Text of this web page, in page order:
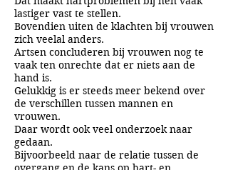
lastiger vast te stellen.
Bovendien uiten de klachten bij vrouwen
zich veelal anders.
Artsen concluderen bij vrouwen nog te
vaak ten onrechte dat er niets aan de
hand is.
Gelukkig is er steeds meer bekend over
de verschillen tussen mannen en
vrouwen.
Daar wordt ook veel onderzoek naar
gedaan.
Bijvoorbeeld naar de relatie tussen de